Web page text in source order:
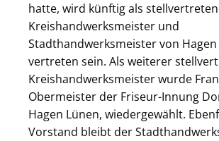
hatte, wird künftig als
Kreishandwerksmeister und
Stadthandwerksmeister von
vertreten sein. Als weiterer
Kreishandwerksmeister wurde
Obermeister der Friseur-Innung
Hagen Lünen, wiedergewählt.
Vorstand bleibt der